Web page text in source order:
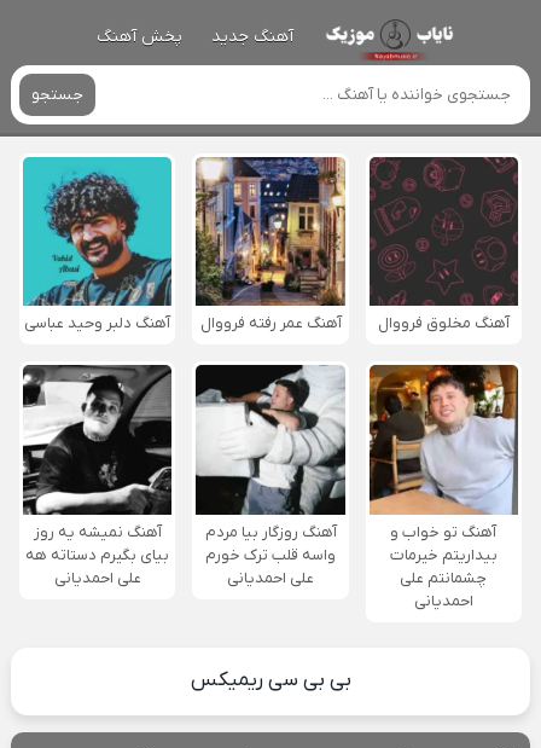
آهنگ جدید پخش آهنگ
جستجو
آهنگ مخلوق فرووال آهنگ عمر رفته فرووال آهنگ دلبر وحید عباسی
آهنگ تو خواب و
بیداریتم خیرمات
چشمانتم علی
احمدیانی
آهنگ روزگار بیا مردم
واسه قلب ترک خورم
علی احمدیانی
آهنگ نمیشه یه روز
بیای بگیرم دستاته هه
علی احمدیانی
بی بی سی ریمیکس